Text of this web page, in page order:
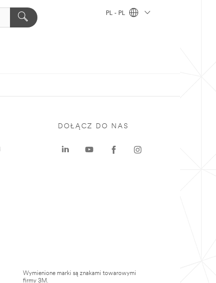
PL - PL
DOŁĄCZ DO NAS
Wymienione marki są znakami towarowymi
firmy 3M.